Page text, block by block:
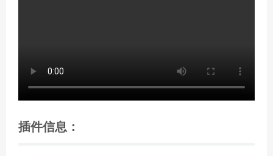
插件信息：